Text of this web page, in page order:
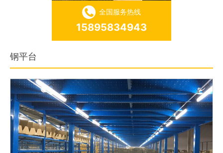
全国服务热线
15895834943
钢平台